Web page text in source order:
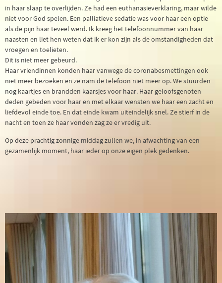
in haar slaap te overlijden. Ze had een euthanasieverklaring, maar wilde
niet voor God spelen. Een palliatieve sedatie was voor haar een optie
als de pijn haar teveel werd. Ik kreeg het telefoonnummer van haar
naasten en liet hen weten dat ik er kon zijn als de omstandigheden dat
vroegen en toelieten.
Dit is niet meer gebeurd.
Haar vriendinnen konden haar vanwege de coronabesmettingen ook
niet meer bezoeken en ze nam de telefoon niet meer op. We stuurden
nog kaartjes en brandden kaarsjes voor haar. Haar geloofsgenoten
deden gebeden voor haar en met elkaar wensten we haar een zacht en
liefdevol einde toe. En dat einde kwam uiteindelijk snel. Ze stierf in de
nacht en toen ze haar vonden zag ze er vredig uit.
Op deze prachtig zonnige middag zullen we, in afwachting van een
gezamenlijk moment, haar ieder op onze eigen plek gedenken.